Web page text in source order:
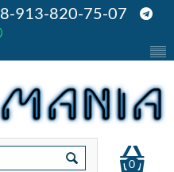
8-913-820-75-07
0